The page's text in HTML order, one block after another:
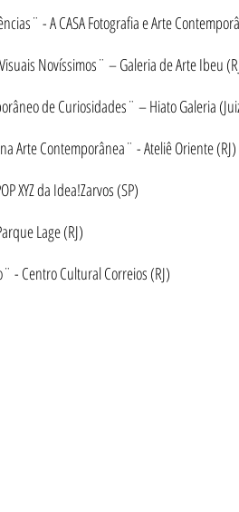
- A CASA Fotografia e Arte
Novíssimos¨ – Galeria de Arte Ibeu
de Curiosidades¨ – Hiato Galeria
Arte Contemporânea¨ - Ateliê Oriente (RJ)
XYZ da Idea!Zarvos (SP)
Lage (RJ)
- Centro Cultural Correios (RJ)